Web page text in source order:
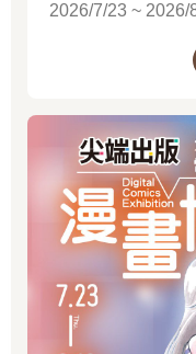
2026/7/23 ~ 2026/